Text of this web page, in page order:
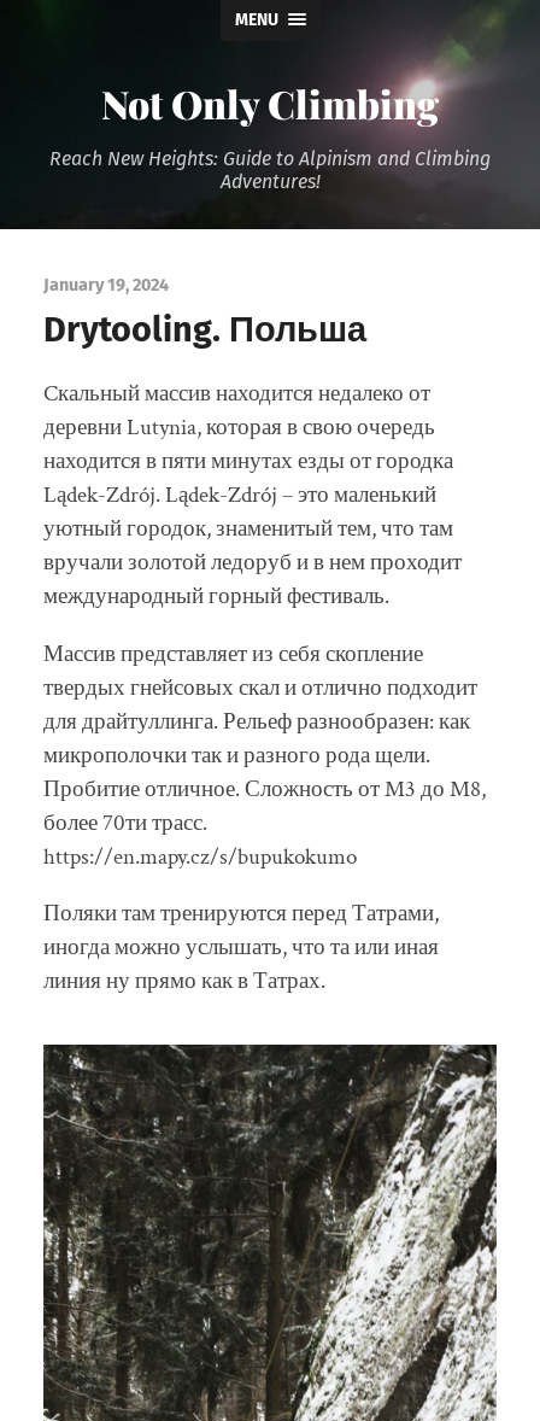
MENU
Not Only Climbing
Reach New Heights: Guide to Alpinism and Climbing
Adventures!
January 19, 2024
Drytooling. Польша
Cкальный массив находится недалеко от
деревни Lutynia, которая в свою очередь
находится в пяти минутах езды от городка
Lądek-Zdrój. Lądek-Zdrój – это маленький
уютный городок, знаменитый тем, что там
вручали золотой ледоруб и в нем проходит
международный горный фестиваль.
Массив представляет из себя скопление
твердых гнейсовых скал и отлично подходит
для драйтуллинга. Рельеф разнообразен: как
микрополочки так и разного рода щели.
Пробитие отличное. Сложность от M3 до M8,
более 70ти трасс.
https://en.mapy.cz/s/bupukokumo
Поляки там тренируются перед Татрами,
иногда можно услышать, что та или иная
линия ну прямо как в Татрах.